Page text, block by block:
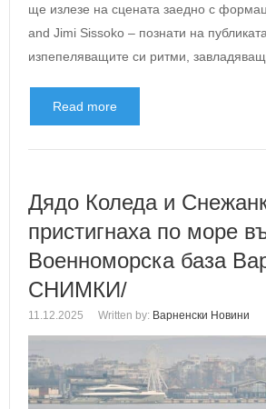
ще излезе на сцената заедно с
and Jimi Sissoko – познати на
изпепеляващите си ритми,
Read more
Дядо Коледа и
пристигнаха по море
Военноморска база
СНИМКИ/
11.12.2025 Written by: Варненски Новини